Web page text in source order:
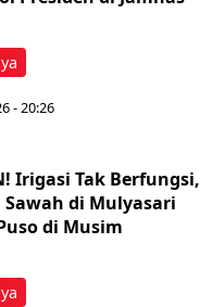
- 20:26
Irigasi Tak Berfungsi,
di Mulyasari
di Musim